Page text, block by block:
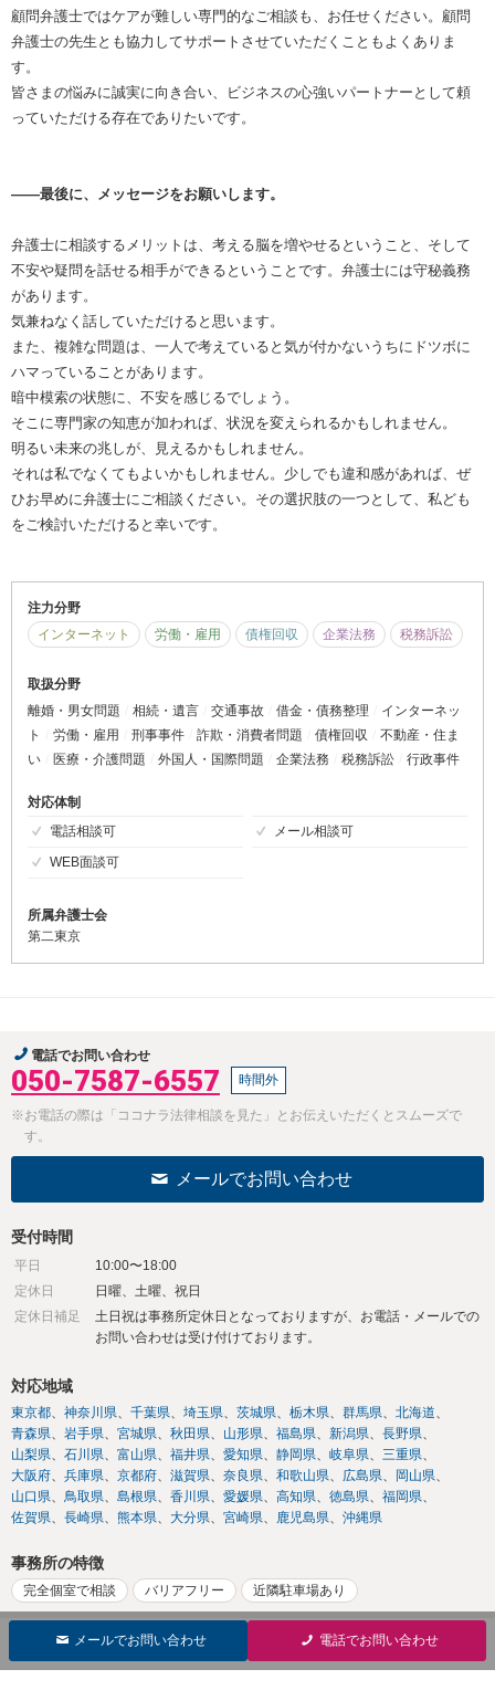
顧問弁護士ではケアが難しい専門的なご相談も、お任せください。顧問
弁護士の先生とも協力してサポートさせていただくこともよくありま
す。
皆さまの悩みに誠実に向き合い、ビジネスの心強いパートナーとして頼
っていただける存在でありたいです。
――最後に、メッセージをお願いします。
弁護士に相談するメリットは、考える脳を増やせるということ、そして
不安や疑問を話せる相手ができるということです。弁護士には守秘義務
があります。
気兼ねなく話していただけると思います。
また、複雑な問題は、一人で考えていると気が付かないうちにドツボに
ハマっていることがあります。
暗中模索の状態に、不安を感じるでしょう。
そこに専門家の知恵が加われば、状況を変えられるかもしれません。
明るい未来の兆しが、見えるかもしれません。
それは私でなくてもよいかもしれません。少しでも違和感があれば、ぜ
ひお早めに弁護士にご相談ください。その選択肢の一つとして、私ども
をご検討いただけると幸いです。
注力分野
インターネット
労働・雇用 債権回収 企業法務 税務訴訟
取扱分野
離婚・男女問題
相続・遺言 交通事故 借金・債務整理
インターネッ
ト
労働・雇用 刑事事件 詐欺・消費者問題 債権回収
不動産・住ま
い
医療・介護問題 外国人・国際問題 企業法務 税務訴訟 行政事件
対応体制
電話相談可
メール相談可
WEB面談可
所属弁護士会
第二東京
電話でお問い合わせ
050-7587-6557 時間外
※お電話の際は「ココナラ法律相談を見た」とお伝えいただくとスムーズで
す。
メールでお問い合わせ
受付時間
平日
10:00〜18:00
定休日
日曜、土曜、祝日
定休日補足
土日祝は事務所定休日となっておりますが、お電話・メールでの
お問い合わせは受け付けております。
対応地域
東京都 神奈川県 千葉県 埼玉県 茨城県 栃木県 群馬県
北海道
青森県
岩手県 宮城県 秋田県 山形県 福島県 新潟県
長野県
山梨県
石川県 富山県 福井県 愛知県 静岡県 岐阜県
三重県
大阪府
兵庫県 京都府 滋賀県 奈良県 和歌山県 広島県
岡山県
山口県
鳥取県 島根県 香川県 愛媛県 高知県 徳島県
福岡県
佐賀県
長崎県 熊本県 大分県 宮崎県 鹿児島県 沖縄県
事務所の特徴
完全個室で相談 バリアフリー 近隣駐車場あり
メールでお問い合わせ 電話でお問い合わせ